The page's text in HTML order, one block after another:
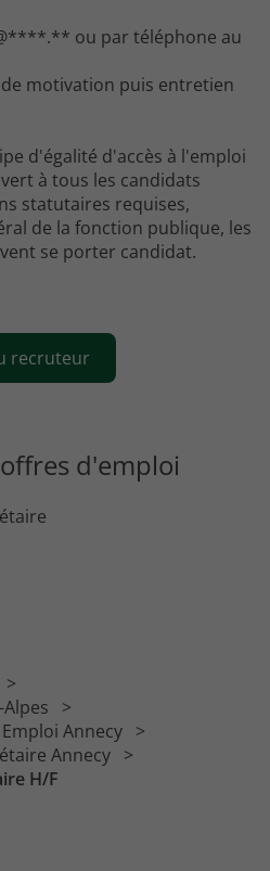
ou par téléphone au
motivation puis entretien
d'égalité d'accès à l'emploi
à tous les candidats
statutaires requises,
de la fonction publique, les
se porter candidat.
recruteur
d'emploi
Emploi Annecy
Annecy
H/F